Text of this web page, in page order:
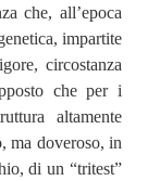
che, all’epoca
impartite
circostanza
che per i
altamente
ma doveroso, in
di un “tritest”